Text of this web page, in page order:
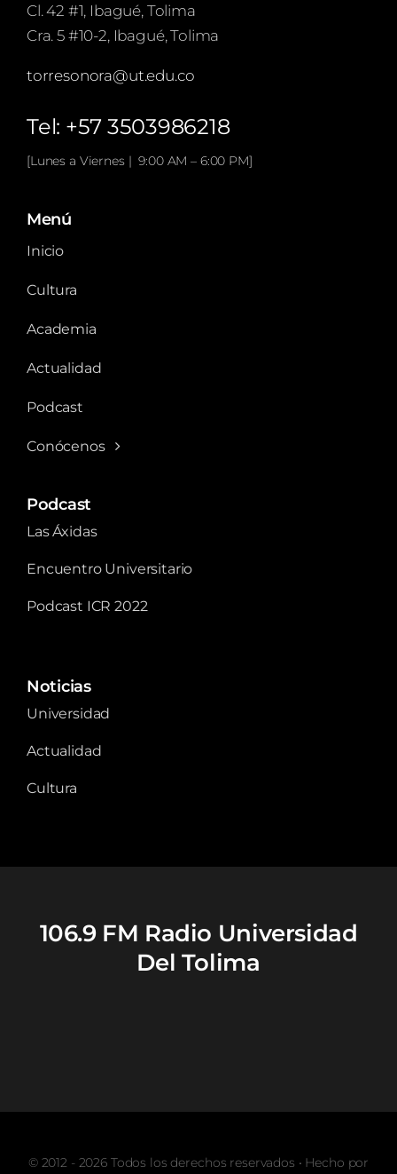
Cl. 42 #1, Ibagué, Tolima
Cra. 5 #10-2, Ibagué, Tolima
torresonora@ut.edu.co
Tel: +57 3503986218
[Lunes a Viernes | 9:00 AM – 6:00 PM]
Menú
Inicio
Cultura
Academia
Actualidad
Podcast
Conócenos
Podcast
Las Áxidas
Encuentro Universitario
Podcast ICR 2022
Noticias
Universidad
Actualidad
Cultura
106.9 FM Radio Universidad
Del Tolima
© 2012 - 2026 Todos los derechos reservados • Hecho por